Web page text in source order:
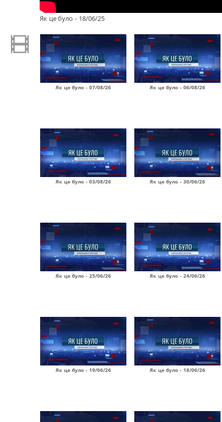
Як це було - 18/06/25
Як це було - 07/08/26 Як це було - 06/08/26
Як це було - 03/08/26 Як це було - 30/06/26
Як це було - 25/06/26 Як це було - 24/06/26
Як це було - 19/06/26 Як це було - 18/06/26